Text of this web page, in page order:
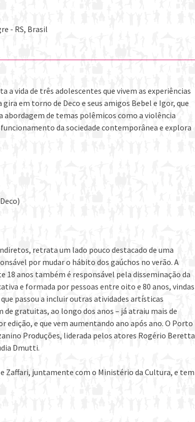
- RS, Brasil
a vida de três adolescentes que vivem as experiências
em torno de Deco e seus amigos Bebel e Igor, que
abordagem de temas polêmicos como a violência
da sociedade contemporânea e explora
retrata um lado pouco destacado de uma
por mudar o hábito dos gaúchos no verão. A
anos também é responsável pela disseminação da
e formada por pessoas entre oito e 80 anos, vindas
passou a incluir outras atividades artísticas
gratuitas, ao longo dos anos – já atraiu mais de
edição, e que vem aumentando ano após ano. O Porto
Produções, liderada pelos atores Rogério Beretta
Dmutti.
Zaffari, juntamente com o Ministério da Cultura, e tem